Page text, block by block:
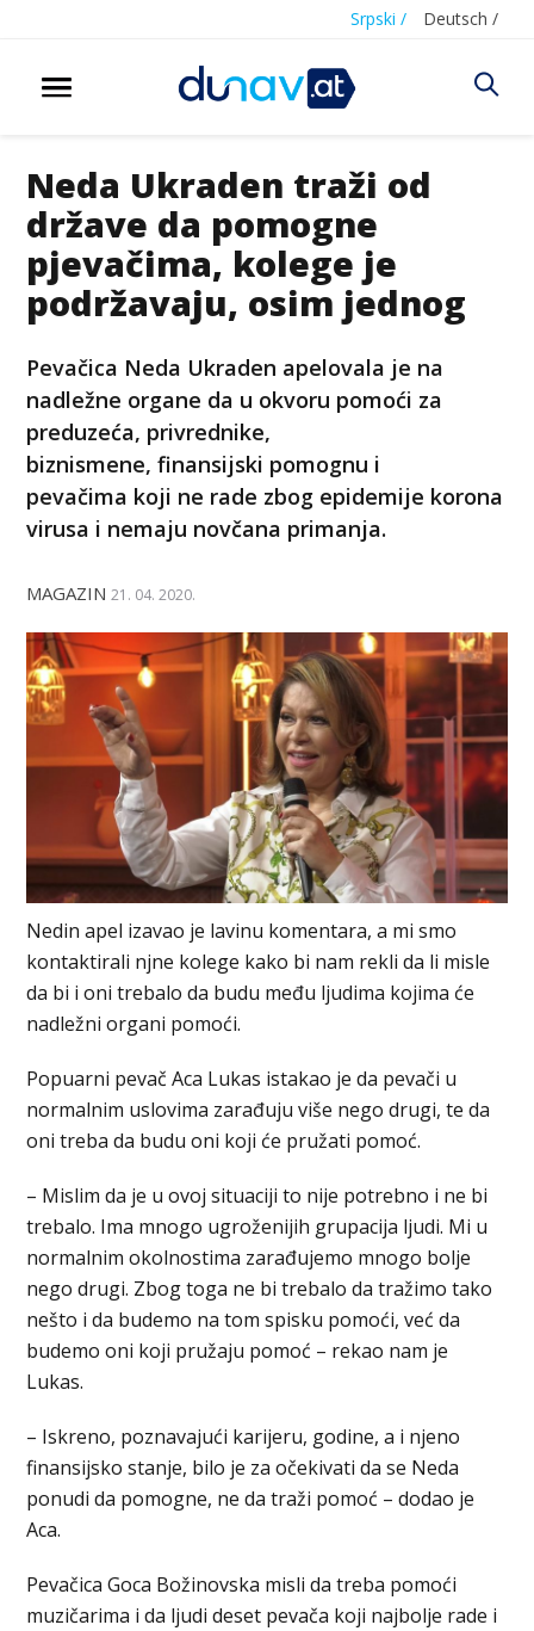
Srpski / Deutsch /
Neda Ukraden traži od
države da pomogne
pjevačima, kolege je
podržavaju, osim jednog
Pevačica Neda Ukraden apelovala je na
nadležne organe da u okvoru pomoći za
preduzeća, privrednike,
biznismene, finansijski pomognu i
pevačima koji ne rade zbog epidemije korona
virusa i nemaju novčana primanja.
MAGAZIN 21. 04. 2020.
Nedin apel izavao je lavinu komentara, a mi smo
kontaktirali njne kolege kako bi nam rekli da li misle
da bi i oni trebalo da budu među ljudima kojima će
nadležni organi pomoći.
Popuarni pevač Aca Lukas istakao je da pevači u
normalnim uslovima zarađuju više nego drugi, te da
oni treba da budu oni koji će pružati pomoć.
– Mislim da je u ovoj situaciji to nije potrebno i ne bi
trebalo. Ima mnogo ugroženijih grupacija ljudi. Mi u
normalnim okolnostima zarađujemo mnogo bolje
nego drugi. Zbog toga ne bi trebalo da tražimo tako
nešto i da budemo na tom spisku pomoći, već da
budemo oni koji pružaju pomoć – rekao nam je
Lukas.
– Iskreno, poznavajući karijeru, godine, a i njeno
finansijsko stanje, bilo je za očekivati da se Neda
ponudi da pomogne, ne da traži pomoć – dodao je
Aca.
Pevačica Goca Božinovska misli da treba pomoći
muzičarima i da ljudi deset pevača koji najbolje rade i